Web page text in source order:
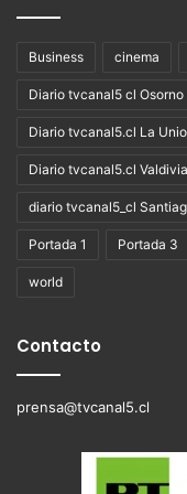
Business cinema
Diario tvcanal5 cl Osorno
Diario tvcanal5.cl La
Diario tvcanal5.cl Valdivia
diario tvcanal5_cl
Portada 1 Portada 3
world
Contacto
prensa@tvcanal5.cl